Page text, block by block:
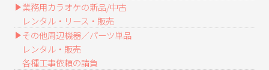
業務用カラオケの新品/中古
レンタル・リース・販売
その他周辺機器／パーツ単品
レンタル・販売
各種工事依頼の請負